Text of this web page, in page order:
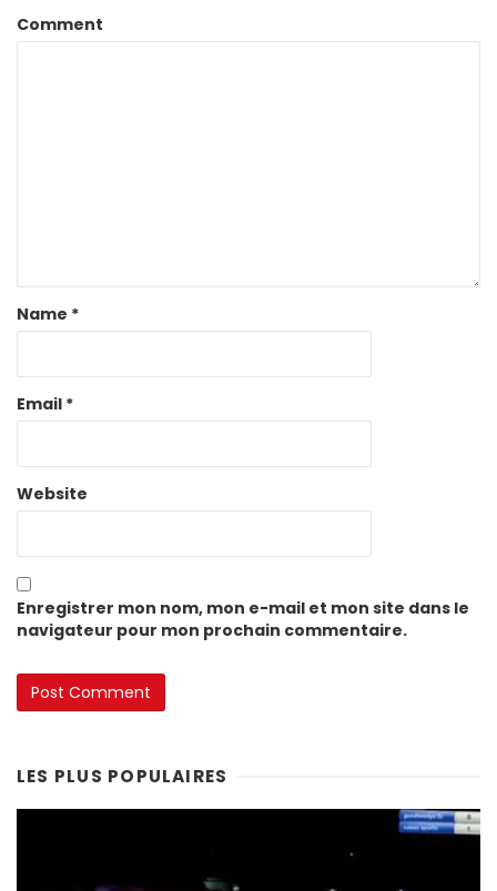
Comment
Name *
Email *
Website
Enregistrer mon nom, mon e-mail et mon site dans le
navigateur pour mon prochain commentaire.
LES PLUS POPULAIRES